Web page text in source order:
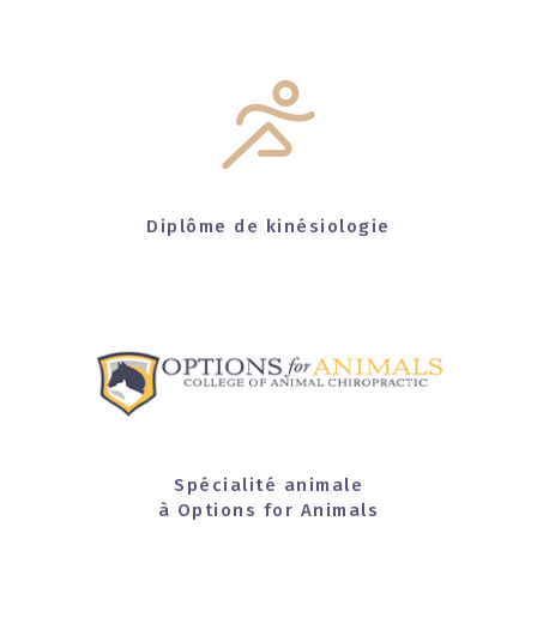
Diplôme de kinésiologie
Spécialité animale
à Options for Animals